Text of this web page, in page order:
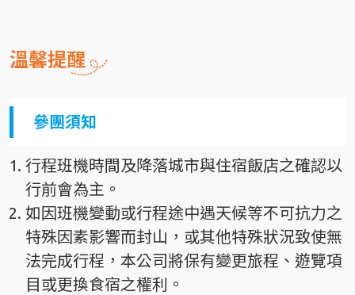
溫馨提醒
參團須知
行程班機時間及降落城市與住宿飯店之確認以
行前會為主。
如因班機變動或行程途中遇天候等不可抗力之
特殊因素影響而封山，或其他特殊狀況致使無
法完成行程，本公司將保有變更旅程、遊覽項
目或更換食宿之權利。